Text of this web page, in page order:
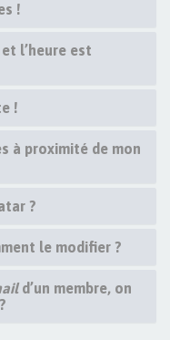
!
l’heure est
!
à proximité de mon
?
le modifier ?
d’un membre, on